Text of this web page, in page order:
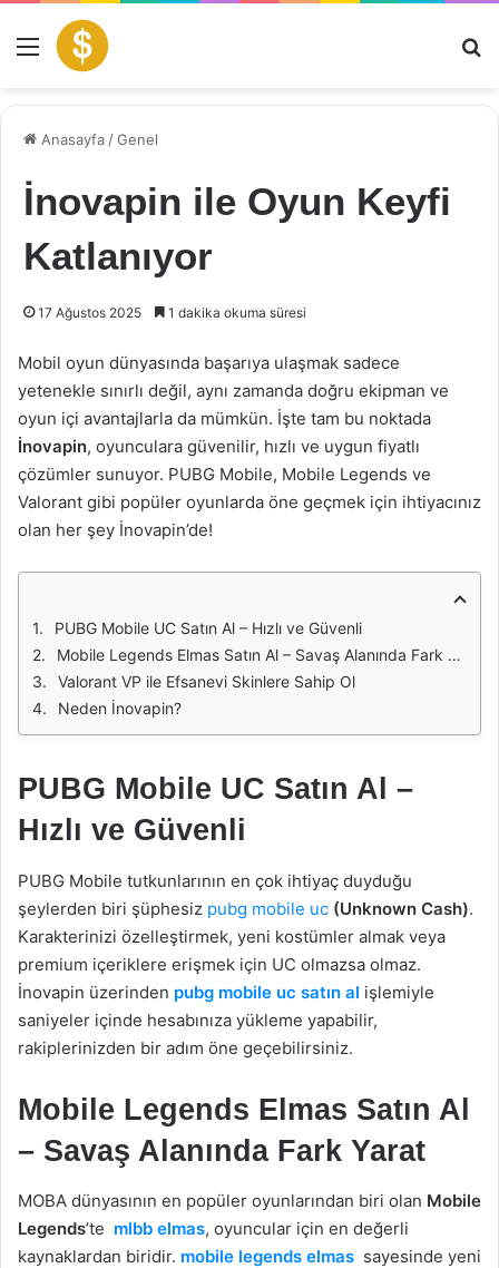
Menü
Anasayfa /Genel
İnovapin ile Oyun Keyfi
Katlanıyor
17 Ağustos 2025 1 dakika okuma süresi
Mobil oyun dünyasında başarıya ulaşmak sadece
yetenekle sınırlı değil, aynı zamanda doğru ekipman ve
oyun içi avantajlarla da mümkün. İşte tam bu noktada
İnovapin, oyunculara güvenilir, hızlı ve uygun fiyatlı
çözümler sunuyor. PUBG Mobile, Mobile Legends ve
Valorant gibi popüler oyunlarda öne geçmek için ihtiyacınız
olan her şey İnovapin’de!
PUBG Mobile UC Satın Al – Hızlı ve Güvenli
Mobile Legends Elmas Satın Al – Savaş Alanında Fark Yarat
Valorant VP ile Efsanevi Skinlere Sahip Ol
Neden İnovapin?
PUBG Mobile UC Satın Al –
Hızlı ve Güvenli
PUBG Mobile tutkunlarının en çok ihtiyaç duyduğu
şeylerden biri şüphesiz pubg mobile uc (Unknown Cash).
Karakterinizi özelleştirmek, yeni kostümler almak veya
premium içeriklere erişmek için UC olmazsa olmaz.
İnovapin üzerinden pubg mobile uc satın al işlemiyle
saniyeler içinde hesabınıza yükleme yapabilir,
rakiplerinizden bir adım öne geçebilirsiniz.
Mobile Legends Elmas Satın Al
– Savaş Alanında Fark Yarat
MOBA dünyasının en popüler oyunlarından biri olan Mobile
Legends’te mlbb elmas, oyuncular için en değerli
kaynaklardan biridir. mobile legends elmas sayesinde yeni